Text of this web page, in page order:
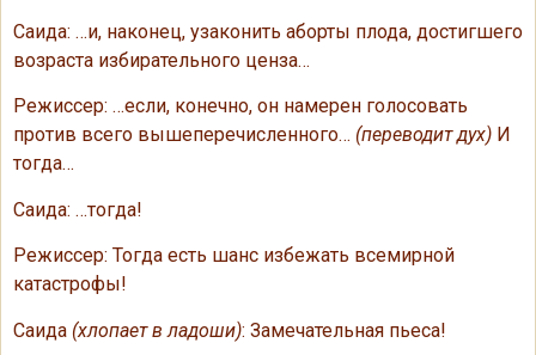
Саида: …и, наконец, узаконить аборты плода, достигшего
возраста избирательного ценза…
Режиссер: …если, конечно, он намерен голосовать
против всего вышеперечисленного… (переводит дух) И
тогда…
Саида: …тогда!
Режиссер: Тогда есть шанс избежать всемирной
катастрофы!
Саида (хлопает в ладоши): Замечательная пьеса!